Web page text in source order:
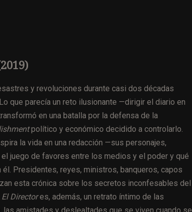
y revoluciones durante casi dos décadas
que parecía un reto ilusionante —dirigir el diario en
en una batalla por la defensa de la
político y económico decidido a controlarlo.
la vida en una redacción —sus personajes,
juego de favores entre los medios y el poder y qué
Presidentes, reyes, ministros, banqueros, capos
esta crónica sobre los secretos inconfesables del
El Directores, además, un retrato íntimo de las
amistades y deslealtades que se viven cuando se